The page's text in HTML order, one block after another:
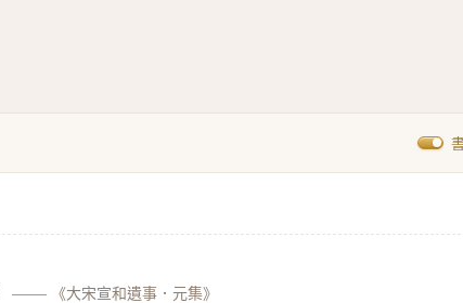
—— 《大宋宣和遺事．元集》